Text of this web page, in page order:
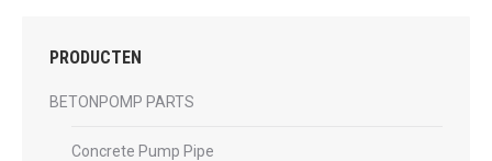
PRODUCTEN
BETONPOMP PARTS
Concrete Pump Pipe